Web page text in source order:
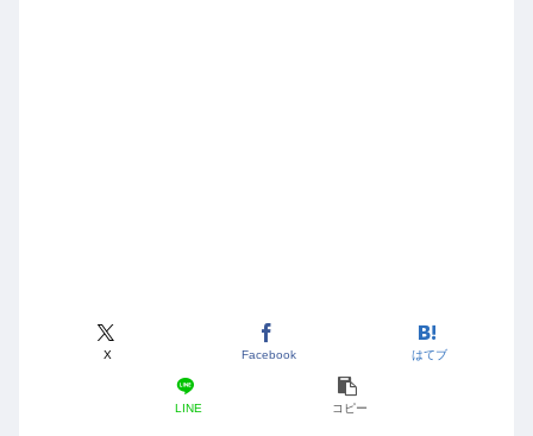
X Facebook はてブ
LINE コピー